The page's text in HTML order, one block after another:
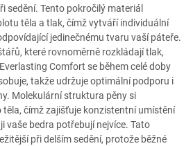
sedění. Tento pokročilý materiál
těla a tlak, čímž vytváří individuální
jedinečnému tvaru vaší páteře.
které rovnoměrně rozkládají tlak,
Comfort se během celé doby
takže udržuje optimální podporu i
Molekulární struktura pěny si
čímž zajišťuje konzistentní umístění
vaše bedra potřebují nejvíce. Tato
při delším sedění, protože běžné